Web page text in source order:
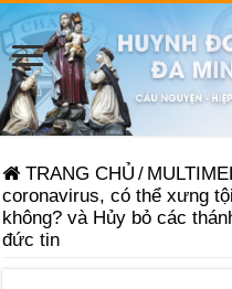
TRANG CHỦ /
coronavirus, có thể xưng
không? và Hủy bỏ các
đức tin